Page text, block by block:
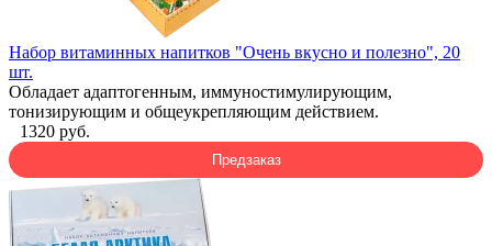
Набор витаминных напитков "Очень вкусно и полезно", 20
шт.
Обладает адаптогенным, иммуностимулирующим,
тонизирующим и общеукрепляющим действием.
1320 руб.
Предзаказ